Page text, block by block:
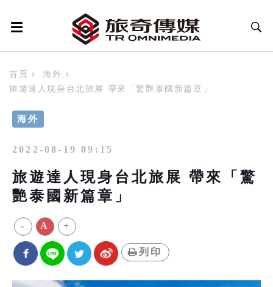
首頁
海外
旅遊達人現身台北旅展 帶來「驚艷泰國新篇章」
海外
2022-08-19 09:15
旅遊達人現身台北旅展 帶來「驚
艷泰國新篇章」
- A +
列印